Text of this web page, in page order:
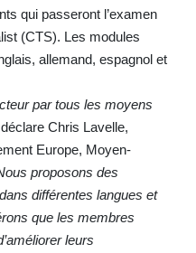
qui passeront l’examen
(CTS). Les modules
allemand, espagnol et
par tous les moyens
Chris Lavelle,
Europe, Moyen-
proposons des
différentes langues et
que les membres
leurs